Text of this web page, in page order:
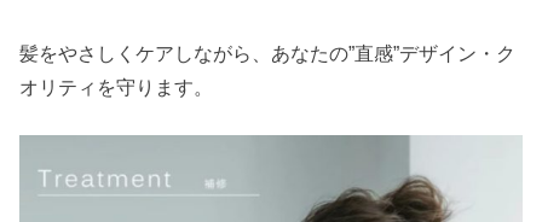
髪をやさしくケアしながら、あなたの”直感”デザイン・ク
オリティを守ります。